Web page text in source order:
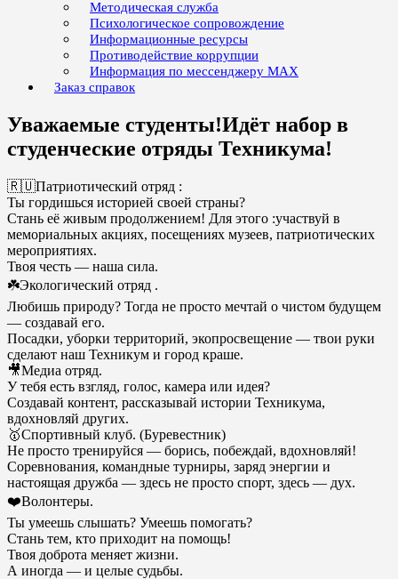
Методическая служба
Психологическое сопровождение
Информационные ресурсы
Противодействие коррупции
Информация по мессенджеру MAX
Заказ справок
Уважаемые студенты!Идёт набор в
студенческие отряды Техникума!
🇷🇺Патриотический отряд :
Ты гордишься историей своей страны?
Стань её живым продолжением! Для этого :участвуй в
мемориальных акциях, посещениях музеев, патриотических
мероприятиях.
Твоя честь — наша сила.
☘️Экологический отряд .
Любишь природу? Тогда не просто мечтай о чистом будущем
— создавай его.
Посадки, уборки территорий, экопросвещение — твои руки
сделают наш Техникум и город краше.
🎥Медиа отряд.
У тебя есть взгляд, голос, камера или идея?
Создавай контент, рассказывай истории Техникума,
вдохновляй других.
🥇Спортивный клуб. (Буревестник)
Не просто тренируйся — борись, побеждай, вдохновляй!
Соревнования, командные турниры, заряд энергии и
настоящая дружба — здесь не просто спорт, здесь — дух.
❤️Волонтеры.
Ты умеешь слышать? Умеешь помогать?
Стань тем, кто приходит на помощь!
Твоя доброта меняет жизни.
А иногда — и целые судьбы.